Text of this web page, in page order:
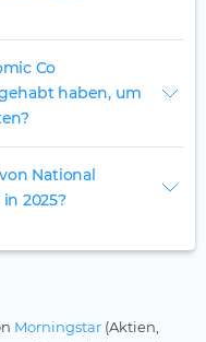
Co
haben, um
National
2025?
Morningstar (Aktien,